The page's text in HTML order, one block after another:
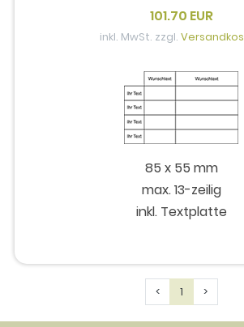
101.70 EUR
inkl. MwSt. zzgl.
85 x 55 mm
max. 13-zeilig
inkl. Textplatte
<Previous
1 >Next